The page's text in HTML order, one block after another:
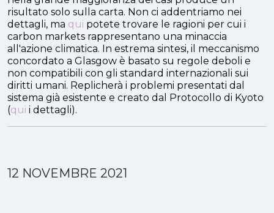
risultato solo sulla carta. Non ci addentriamo nei
dettagli, ma qui potete trovare le ragioni per cui i
carbon markets rappresentano una minaccia
all'azione climatica. In estrema sintesi, il meccanismo
concordato a Glasgow è basato su regole deboli e
non compatibili con gli standard internazionali sui
diritti umani. Replicherà i problemi presentati dal
sistema già esistente e creato dal Protocollo di Kyoto
(qui i dettagli).
12 NOVEMBRE 2021